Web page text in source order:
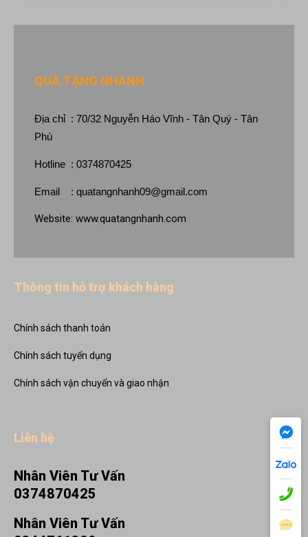
QUÀ TẶNG NHANH
Địa chỉ : 70/32 Nguyễn Háo Vĩnh - Tân Quý - Tân
Phú
Hotline : 0374870425
Email : quatangnhanh09@gmail.com
Website: www.quatangnhanh.com
Thông tin hỗ trợ khách hàng
Chính sách thanh toán
Chính sách tuyển dụng
Chính sách vận chuyển và giao nhận
Liên hệ
Nhân Viên Tư Vấn
0374870425
Nhân Viên Tư Vấn